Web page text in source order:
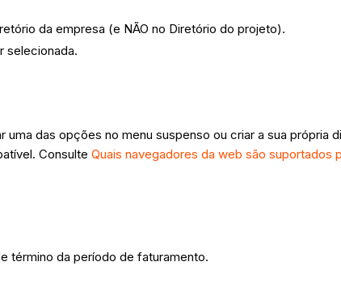
da empresa (e NÃO no Diretório do projeto).
selecionada.
uma das opções no menu suspenso ou criar a sua própria
ConsulteQuais navegadores da web são suportados
término da período de faturamento.